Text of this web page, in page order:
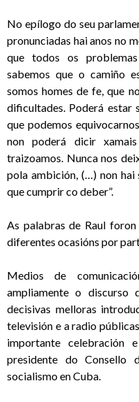
No epílogo do seu
pronunciadas hai anos no
que todos os
sabemos que o camiño
somos homes de fe, que
dificultades. Poderá estar
que podemos
non poderá dicir
traizoamos. Nunca nos
pola ambición, (…) non hai
que cumprir co deber”.
As palabras de Raul
diferentes ocasións por
Medios de
ampliamente o discurso
decisivas melloras
televisión e a radio
importante celebración
presidente do Consello
socialismo en Cuba.